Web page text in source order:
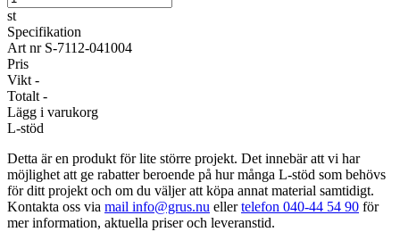
st
Specifikation
Art nr S-7112-041004
Pris
Vikt -
Totalt -
Lägg i varukorg
L-stöd
Detta är en produkt för lite större projekt. Det innebär att vi har
möjlighet att ge rabatter beroende på hur många L-stöd som behövs
för ditt projekt och om du väljer att köpa annat material samtidigt.
Kontakta oss via mail info@grus.nu ellertelefon 040-44 54 90 för
mer information, aktuella priser och leveranstid.